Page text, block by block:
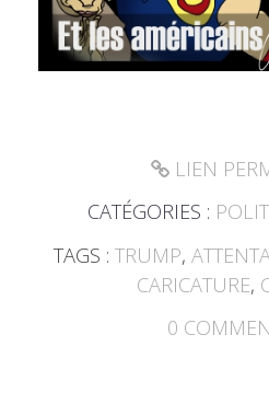
LIEN
CATÉGORIES :
TAGS : TRUMP,
CARICATURE,
0